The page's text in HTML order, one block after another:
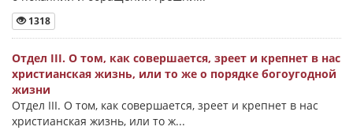
1318
Отдел III. О том, как совершается, зреет и крепнет в нас
христианская жизнь, или то же о порядке богоугодной
жизни
Отдел III. О том, как совершается, зреет и крепнет в нас
христианская жизнь, или то ж...